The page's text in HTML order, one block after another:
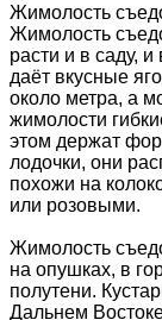
Жимолость
Жимолость
расти и в саду,
даёт вкусные
около метра, а
жимолости
этом держат
лодочки, они
похожи на
или розовыми.
Жимолость
на опушках, в
полутени.
Дальнем